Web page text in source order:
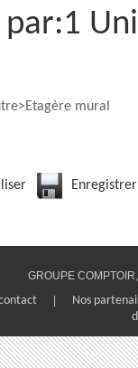
Etagère mural
Enregistrer
GROUPE
Nos